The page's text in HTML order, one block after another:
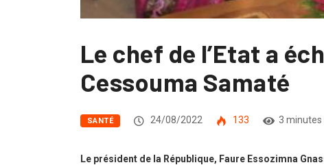
Le chef de l’Etat a
Cessouma Samaté
SANTÉ 24/08/2022 133 3 minutes
Le président de la République, Faure Essozimna